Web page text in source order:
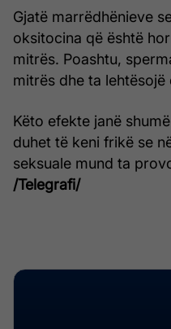
Gjatë marrëdhënieve
oksitocina që është
mitrës. Poashtu,
mitrës dhe ta lehtësojë
Këto efekte janë
duhet të keni frikë se
seksuale mund ta
/Telegrafi/